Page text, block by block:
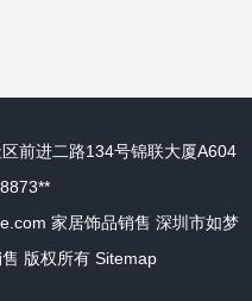
前进二路134号锦联大厦A604
家居饰品销售 深圳市如梦
版权所有 Sitemap